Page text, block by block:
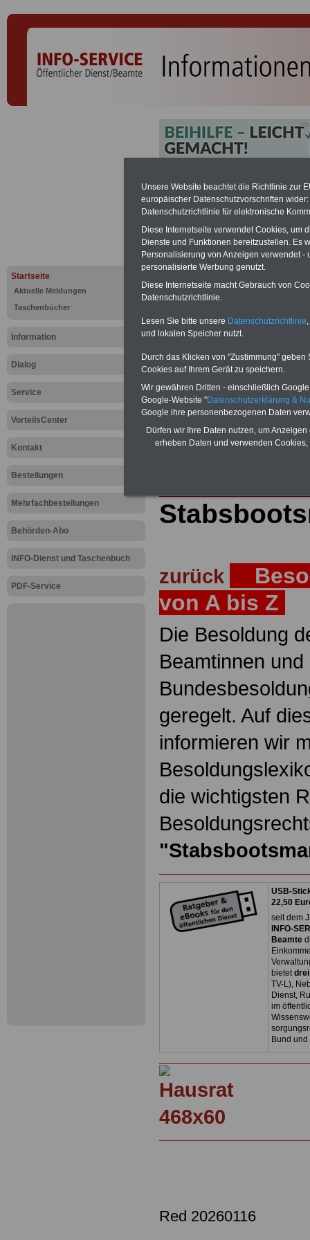
Startseite
Aktuelle Meldungen
Taschenbücher
Information
Dialog
Service
VorteilsCenter
Kontakt
Bestellungen
Mehrfachbestellungen
Behörden-Abo
INFO-Dienst und Taschenbuch
PDF-Service
PDF-SERVICE:Zehn
Beamte zum Komplettpreis von 15
geeignet.
Sie können Sie zehn
und ausdrucken:Wissenswertes
Beihilfe sowieNebentätigkeitsrecht
öffentlichen Dienst>>>mehr
ACHTUNG Nachzahlung für alle
Teilweise 5-stellige Nachzahlungen
Post, Telekom und Postbank)
Hier die
abschließen!
zurück
von A bis Z
Die Besoldung
Beamtinnen
geregelt. Auf
informieren wir
die wichtigsten
USB-
22,50
seit dem
INFO-
Beamte
bietet
TV-L),
Dienst,
im
Bund
Red 20260116
Unsere Website beachtet die Richtlinie zur
europäischer Datenschutzvorschriften
Datenschutzrichtlinie für elektronische
Diese Internetseite verwendet Cookies, um
Dienste und Funktionen bereitzustellen. Es
Personalisierung von Anzeigen verwendet
personalisierte Werbung genutzt.
Diese Internetseite macht Gebrauch von
Datenschutzrichtlinie.
Lesen Sie bitte unsere Datenschutzrichtlinie
und lokalen Speicher nutzt.
Durch das Klicken von "Zustimmung"
Cookies auf Ihrem Gerät zu speichern.
Wir gewähren Dritten - einschließlich
Google-Website "Datenschutzerklärung &
Google ihre personenbezogenen Daten
Dürfen wir Ihre Daten nutzen, um
erheben Daten und verwenden